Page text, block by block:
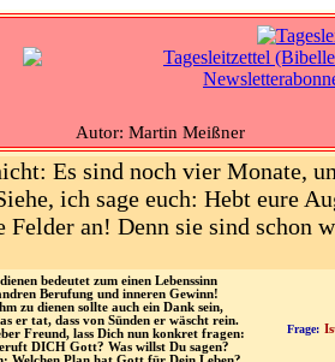
Autor: Martin Meißner
Es sind noch vier Monate,
ich sage euch: Hebt eure
Felder an! Denn sie sind schon
bedeutet zum einen Lebenssinn
Berufung und inneren Gewinn!
zu dienen sollte auch ein Dank sein,
er tat, dass von Sünden er wäscht rein.
Freund, lass Dich nun konkret fragen:
DICH Gott? Was willst Du sagen?
Frage: